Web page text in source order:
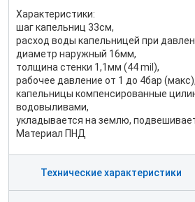
Характеристики:
шаг капельниц 33см,
расход воды капельницей при
диаметр наружный 16мм,
толщина стенки 1,1мм (44 mil),
рабочее давление от 1 до 4бар (макс),
капельницы компенсированные
водовыливами,
укладывается на землю,
Материал ПНД
Технические характеристики